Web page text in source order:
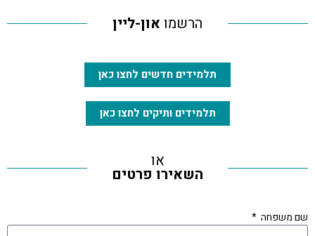
הרשמו און-ליין
תלמידים חדשים לחצו כאן
תלמידים ותיקים לחצו כאן
או
השאירו פרטים
שם משפחה